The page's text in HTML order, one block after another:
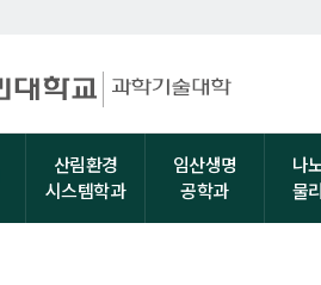
산림환경
시스템학과
임산생명
공학과
나
물